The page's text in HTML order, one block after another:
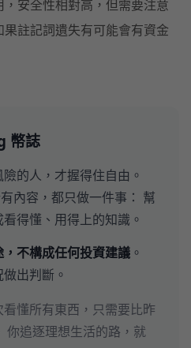
安全性相對高，但需要注意
註記詞遺失有可能會有資金
幣誌
的人，才握得住自由。
內容，都只做一件事： 幫
得懂、用得上的知識。
不構成任何投資建議 。
出判斷。
懂所有東西，只需要比昨
你追逐理想生活的路，就